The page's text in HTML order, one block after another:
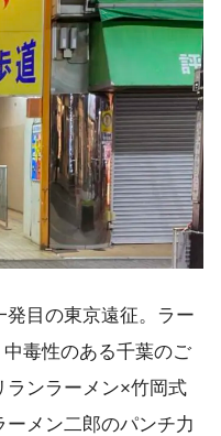
発目の東京遠征。ラー
毒性のある千葉のご
ランラーメン×竹岡式
メン二郎のパンチ力